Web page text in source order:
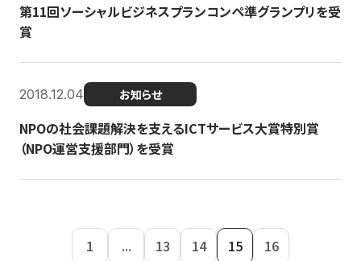
第11回ソーシャルビジネスプランコンペ準グランプリを受
賞
2018.12.04 お知らせ
NPOの社会課題解決を支えるICTサービス大賞特別賞
（NPO運営支援部門）を受賞
1 ... 13 14 15 16